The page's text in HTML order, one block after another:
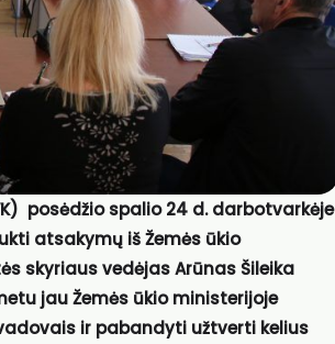
posėdžio spalio 24 d. darbotvarkėje
atsakymų iš Žemės ūkio
skyriaus vedėjas Arūnas Šileika
jau Žemės ūkio ministerijoje
ir pabandyti užtverti kelius